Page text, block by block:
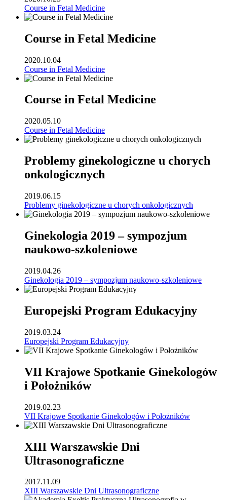
Course in Fetal Medicine
Course in Fetal Medicine
2020.10.04
Course in Fetal Medicine
Course in Fetal Medicine
2020.05.10
Course in Fetal Medicine
Problemy ginekologiczne u chorych
onkologicznych
2019.06.15
Problemy ginekologiczne u chorych onkologicznych
Ginekologia 2019 – sympozjum
naukowo-szkoleniowe
2019.04.26
Ginekologia 2019 – sympozjum naukowo-szkoleniowe
Europejski Program Edukacyjny
2019.03.24
Europejski Program Edukacyjny
VII Krajowe Spotkanie Ginekologów
i Położników
2019.02.23
VII Krajowe Spotkanie Ginekologów i Położników
XIII Warszawskie Dni
Ultrasonograficzne
2017.11.09
XIII Warszawskie Dni Ultrasonograficzne